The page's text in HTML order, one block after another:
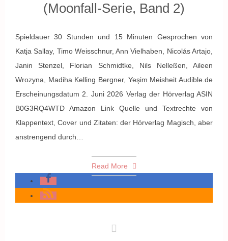
(Moonfall-Serie, Band 2)
Spieldauer 30 Stunden und 15 Minuten Gesprochen von
Katja Sallay, Timo Weisschnur, Ann Vielhaben, Nicolás Artajo,
Janin Stenzel, Florian Schmidtke, Nils Nelleßen, Aileen
Wrozyna, Madiha Kelling Bergner, Yeşim Meisheit Audible.de
Erscheinungsdatum 2. Juni 2026 Verlag der Hörverlag ASIN
B0G3RQ4WTD Amazon Link Quelle und Textrechte von
Klappentext, Cover und Zitaten: der Hörverlag Magisch, aber
anstrengend durch…
Read More